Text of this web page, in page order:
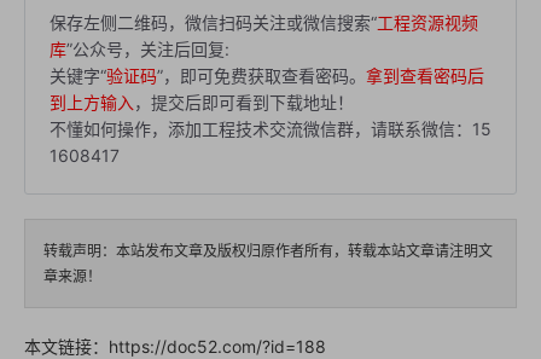
保存左侧二维码，微信扫码关注或微信搜索“工程资源视频
库”公众号，关注后回复:
关键字“验证码”，即可免费获取查看密码。 拿到查看密码后
到上方输入 ，提交后即可看到下载地址！
不懂如何操作，添加工程技术交流微信群，请联系微信：15
1608417
转载声明：本站发布文章及版权归原作者所有，转载本站文章请注明文
章来源！
本文链接： https://doc52.com/?id=188